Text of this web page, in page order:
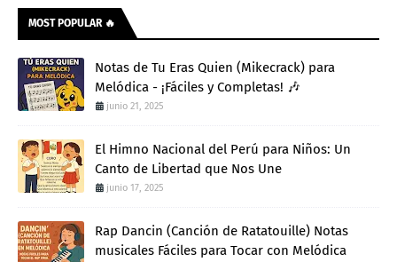
MOST POPULAR 🔥
Notas de Tu Eras Quien (Mikecrack) para
Melódica - ¡Fáciles y Completas! 🎶
junio 21, 2025
El Himno Nacional del Perú para Niños: Un
Canto de Libertad que Nos Une
junio 17, 2025
Rap Dancin (Canción de Ratatouille) Notas
musicales Fáciles para Tocar con Melódica